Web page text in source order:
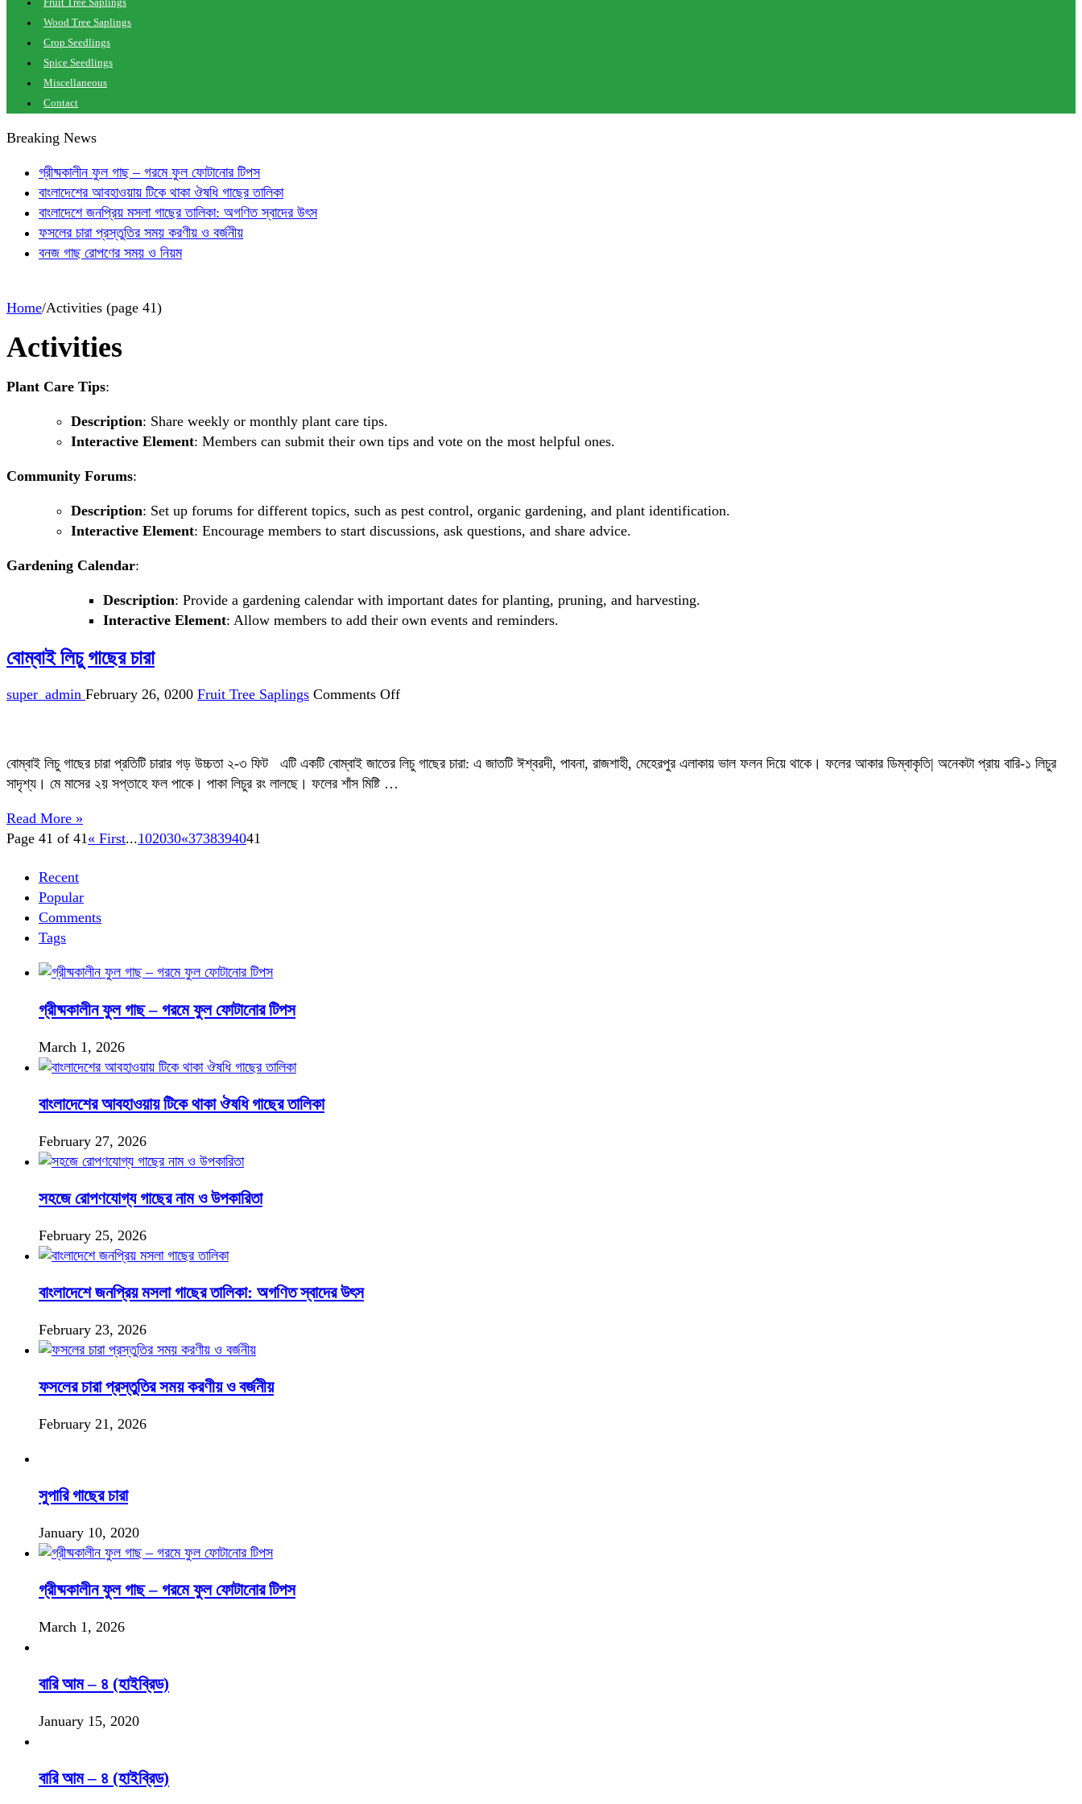
Fruit Tree Saplings
Wood Tree Saplings
Crop Seedlings
Spice Seedlings
Miscellaneous
Contact
Breaking News
গ্রীষ্মকালীন ফুল গাছ – গরমে ফুল ফোটানোর টিপস
বাংলাদেশের আবহাওয়ায় টিকে থাকা ঔষধি গাছের তালিকা
বাংলাদেশে জনপ্রিয় মসলা গাছের তালিকা: অগণিত স্বাদের উৎস
ফসলের চারা প্রস্তুতির সময় করণীয় ও বর্জনীয়
বনজ গাছ রোপণের সময় ও নিয়ম
Home/Activities (page 41)
Activities
Plant Care Tips:
Description: Share weekly or monthly plant care tips.
Interactive Element: Members can submit their own tips and vote on the most helpful ones.
Community Forums:
Description: Set up forums for different topics, such as pest control, organic gardening, and plant identification.
Interactive Element: Encourage members to start discussions, ask questions, and share advice.
Gardening Calendar:
Description: Provide a gardening calendar with important dates for planting, pruning, and harvesting.
Interactive Element: Allow members to add their own events and reminders.
বোম্বাই লিচু গাছের চারা
super_admin February 26, 0200 Fruit Tree Saplings Comments Offon
গাছের
চারা
বোম্বাই লিচু গাছের চারা প্রতিটি চারার গড় উচ্চতা ২-৩ ফিট এটি একটি বোম্বাই জাতের লিচু গাছের চারা: এ জাতটি ঈশ্বরদী, পাবনা, রাজশাহী, মেহেরপুর এলাকায় ভাল ফলন দিয়ে থাকে। ফলের আকার ডিম্বাকৃতি| অনেকটা প্রায় বারি-১ লিচুর
সাদৃশ্য। মে মাসের ২য় সপ্তাহে ফল পাকে। পাকা লিচুর রং লালছে। ফলের শাঁস মিষ্টি …
Read More »
Page 41 of 41 « First...102030«3738394041
Recent
Popular
Comments
Tags
গ্রীষ্মকালীন ফুল গাছ – গরমে ফুল ফোটানোর টিপস
March 1, 2026
বাংলাদেশের আবহাওয়ায় টিকে থাকা ঔষধি গাছের তালিকা
February 27, 2026
সহজে রোপণযোগ্য গাছের নাম ও উপকারিতা
February 25, 2026
বাংলাদেশে জনপ্রিয় মসলা গাছের তালিকা: অগণিত স্বাদের উৎস
February 23, 2026
ফসলের চারা প্রস্তুতির সময় করণীয় ও বর্জনীয়
February 21, 2026
সুপারি গাছের চারা
January 10, 2020
গ্রীষ্মকালীন ফুল গাছ – গরমে ফুল ফোটানোর টিপস
March 1, 2026
বারি আম – ৪ (হাইব্রিড)
January 15, 2020
বারি আম – ৪ (হাইব্রিড)